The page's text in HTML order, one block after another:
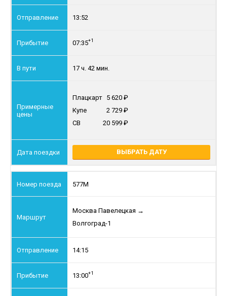
13:52
07:35+1
17 ч. 42 мин.
Плацкарт 5 620
Купе
2 729
СВ
20 599
ВЫБРАТЬ ДАТУ
577М
Москва Павелецкая →
Волгоград-1
14:15
13:00+1